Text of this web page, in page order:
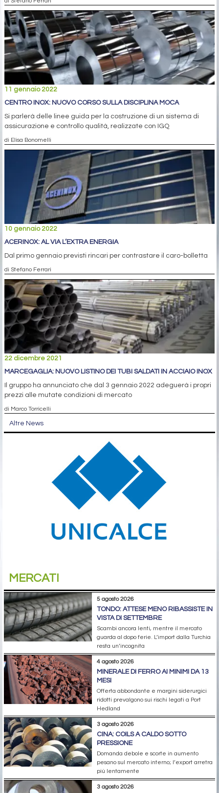
11 gennaio 2022
CENTRO INOX: NUOVO CORSO SULLA DISCIPLINA MOCA
Si parlerà delle linee guida per la costruzione di un sistema di
assicurazione e controllo qualità, realizzate con IGQ
di Elisa Bonomelli
10 gennaio 2022
ACERINOX: AL VIA L’EXTRA ENERGIA
Dal primo gennaio previsti rincari per contrastare il caro-bolletta
di Stefano Ferrari
22 dicembre 2021
MARCEGAGLIA: NUOVO LISTINO DEI TUBI SALDATI IN ACCIAIO INOX
Il gruppo ha annunciato che dal 3 gennaio 2022 adeguerà i propri
prezzi alle mutate condizioni di mercato
di Marco Torricelli
Altre News
MERCATI
5 agosto 2026
TONDO: ATTESE MENO RIBASSISTE IN
VISTA DI SETTEMBRE
Scambi ancora lenti, mentre il mercato
guarda al dopo ferie. L’import dalla Turchia
resta un’incognita
4 agosto 2026
MINERALE DI FERRO AI MINIMI DA 13
MESI
Offerta abbondante e margini siderurgici
ridotti prevalgono sui rischi legati a Port
Hedland
3 agosto 2026
CINA: COILS A CALDO SOTTO
PRESSIONE
Domanda debole e scorte in aumento
pesano sul mercato interno; l’export arretra
più lentamente
3 agosto 2026